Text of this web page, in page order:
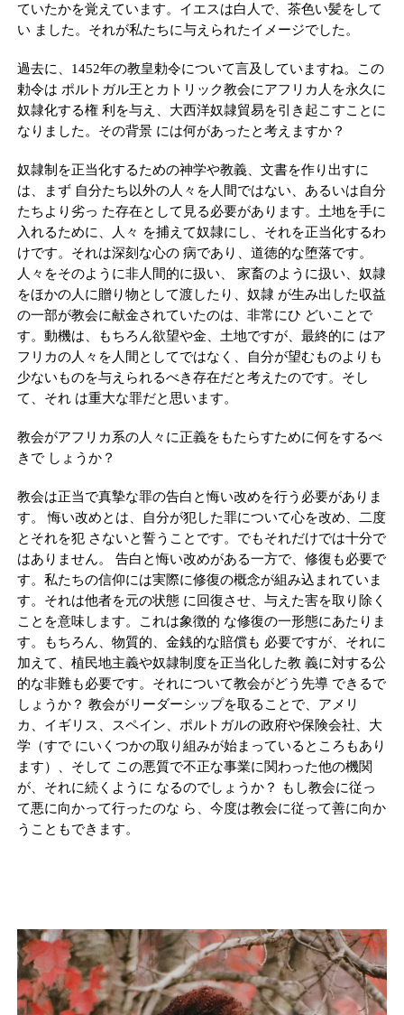
ていたかを覚えています。イエスは白人で、茶色い髪をして
い ました。それが私たちに与えられたイメージでした。
過去に、1452年の教皇勅令について言及していますね。この
勅令は ポルトガル王とカトリック教会にアフリカ人を永久に
奴隷化する権 利を与え、大西洋奴隷貿易を引き起こすことに
なりました。その背景 には何があったと考えますか？
奴隷制を正当化するための神学や教義、文書を作り出すに
は、まず 自分たち以外の人々を人間ではない、あるいは自分
たちより劣っ た存在として見る必要があります。土地を手に
入れるために、人々 を捕えて奴隷にし、それを正当化するわ
けです。それは深刻な心の 病であり、道徳的な堕落です。
人々をそのように非人間的に扱い、 家畜のように扱い、奴隷
をほかの人に贈り物として渡したり、奴隷 が生み出した収益
の一部が教会に献金されていたのは、非常にひ どいことで
す。動機は、もちろん欲望や金、土地ですが、最終的に はア
フリカの人々を人間としてではなく、自分が望むものよりも
少ないものを与えられるべき存在だと考えたのです。そし
て、それ は重大な罪だと思います。
教会がアフリカ系の人々に正義をもたらすために何をするべ
きで しょうか？
教会は正当で真摯な罪の告白と悔い改めを行う必要がありま
す。 悔い改めとは、自分が犯した罪について心を改め、二度
とそれを犯 さないと誓うことです。でもそれだけでは十分で
はありません。 告白と悔い改めがある一方で、修復も必要で
す。私たちの信仰には実際に修復の概念が組み込まれていま
す。それは他者を元の状態 に回復させ、与えた害を取り除く
ことを意味します。これは象徴的 な修復の一形態にあたりま
す。もちろん、物質的、金銭的な賠償も 必要ですが、それに
加えて、植民地主義や奴隷制度を正当化した教 義に対する公
的な非難も必要です。それについて教会がどう先導 できるで
しょうか？ 教会がリーダーシップを取ることで、アメリ
カ、イギリス、スペイン、ポルトガルの政府や保険会社、大
学（すで にいくつかの取り組みが始まっているところもあり
ます）、そして この悪質で不正な事業に関わった他の機関
が、それに続くように なるのでしょうか？ もし教会に従っ
て悪に向かって行ったのな ら、今度は教会に従って善に向か
うこともできます。